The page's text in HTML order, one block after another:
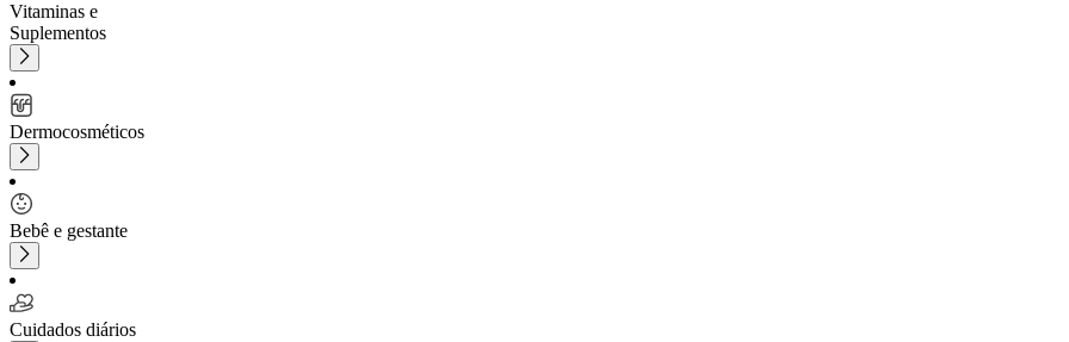
Vitaminas e
Suplementos
Dermocosméticos
Bebê e gestante
Cuidados diários